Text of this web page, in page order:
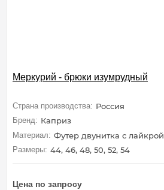
Меркурий - брюки изумрудный
Страна производства: Россия
Бренд: Каприз
Материал: Футер двунитка с лайкрой
Размеры: 44, 46, 48, 50, 52, 54
Цена по запросу